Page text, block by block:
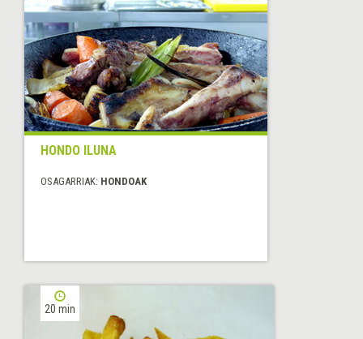
HONDO ILUNA
OSAGARRIAK: HONDOAK
20 min